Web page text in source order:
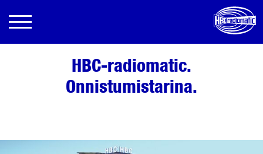
HBC-radiomatic.
Onnistumistarina.